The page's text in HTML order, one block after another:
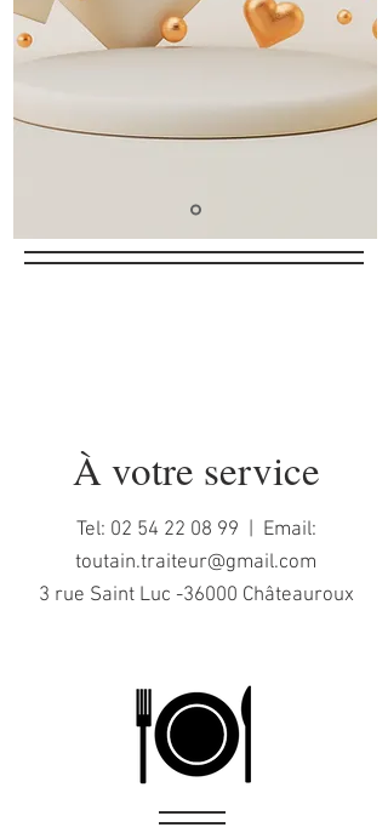
À votre service
Tel: 02 54 22 08 99 | Email:
toutain.traiteur@gmail.com
3 rue Saint Luc -36000 Châteauroux